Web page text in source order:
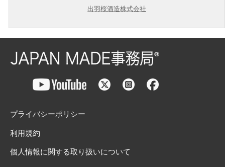
出羽桜酒造株式会社
プライバシーポリシー
利用規約
個人情報に関する取り扱いについて